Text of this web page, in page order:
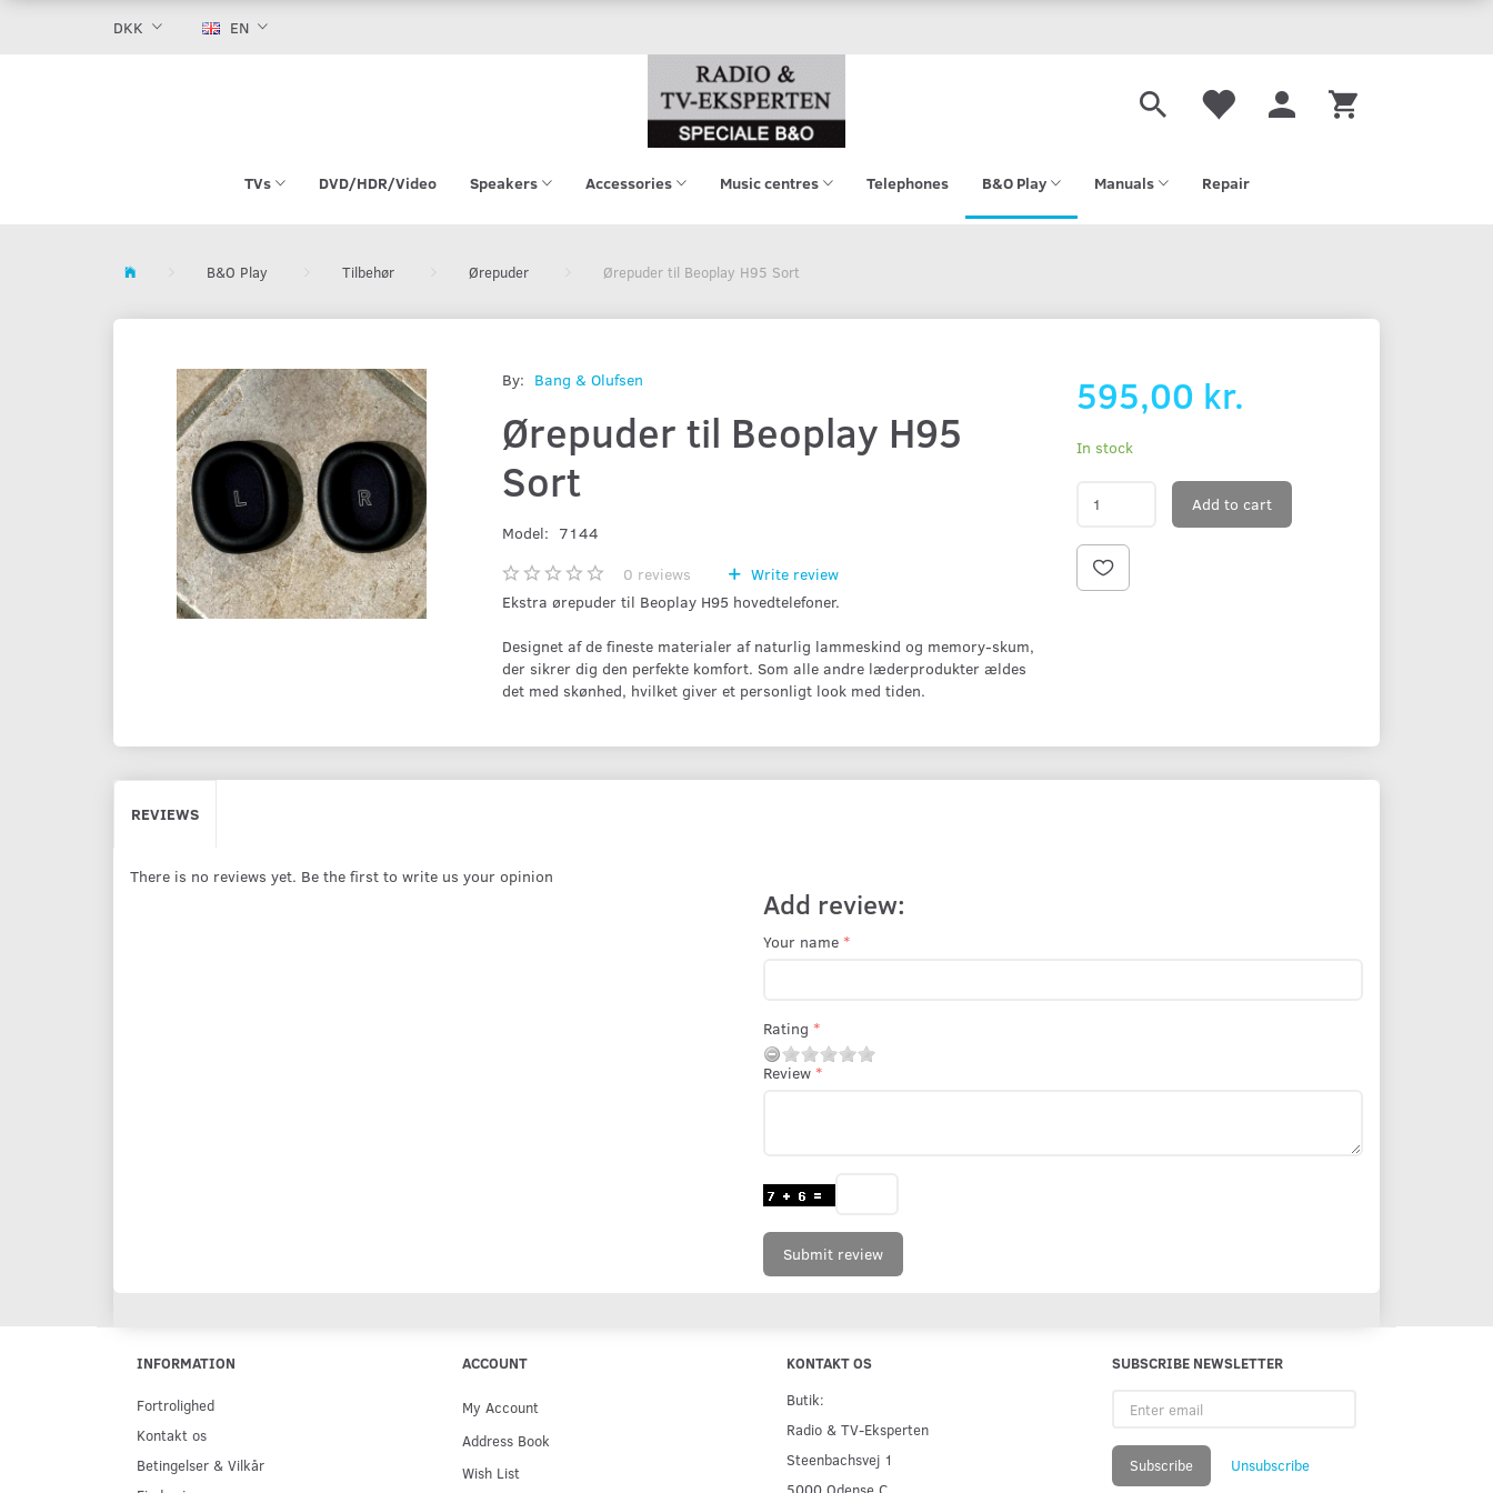
DKK EN
TVs DVD/HDR/Video Speakers Accessories Music centres Telephones B&O Play Manuals Repair
B&O Play Tilbehør Ørepuder Ørepuder til Beoplay H95 Sort
By: Bang & Olufsen
Ørepuder til Beoplay H95
Sort
Model: 7144
0 reviews
Write review
Ekstra ørepuder til Beoplay H95 hovedtelefoner.
Designet af de fineste materialer af naturlig lammeskind og memory-skum,
der sikrer dig den perfekte komfort. Som alle andre læderprodukter ældes
det med skønhed, hvilket giver et personligt look med tiden.
595,00 kr.
In stock
Add to cart
REVIEWS
There is no reviews yet. Be the first to write us your opinion
Add review:
Your name
Rating
Review
Submit review
INFORMATION
Fortrolighed
Kontakt os
Betingelser & Vilkår
ACCOUNT
My Account
Address Book
Wish List
KONTAKT OS
Butik:
Radio & TV-Eksperten
Steenbachsvej 1
SUBSCRIBE NEWSLETTER
email
Subscribe Unsubscribe